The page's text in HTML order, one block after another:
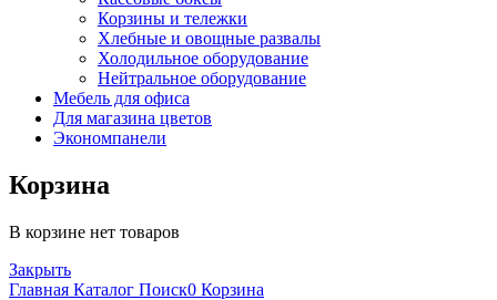
Корзины и тележки
Хлебные и овощные развалы
Холодильное оборудование
Нейтральное оборудование
Мебель для офиса
Для магазина цветов
Экономпанели
Корзина
В корзине нет товаров
Закрыть
Главная Каталог Поиск0 Корзина